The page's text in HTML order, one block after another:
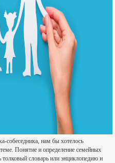
собеседника, нам бы хотелось
Понятие и определение семейных
толковый словарь или энциклопедию и